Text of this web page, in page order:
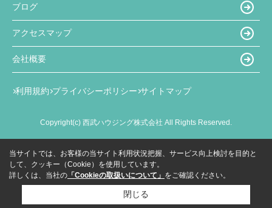
ブログ
アクセスマップ
会社概要
利用規約 プライバシーポリシー サイトマップ
Copyright(c) 西武ハウジング株式会社 All Rights Reserved.
当サイトでは、お客様の当サイト利用状況把握、サービス向上検討を目的と
して、クッキー（Cookie）を使用しています。
詳しくは、当社の 「Cookieの取扱いについて」 をご確認ください。
閉じる